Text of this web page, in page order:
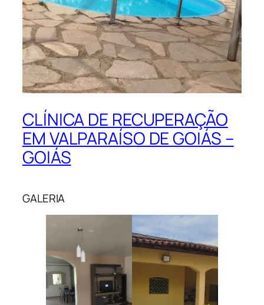
CLÍNICA DE RECUPERAÇÃO
EM VALPARAÍSO DE GOIÁS –
GOIÁS
GALERIA